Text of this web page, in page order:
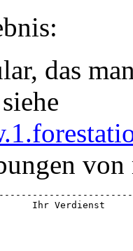
das
Ihr Verdienst